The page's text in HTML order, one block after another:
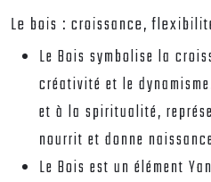
Le bois : croissance,
Le Bois symbolise la
créativité et le
et à la spiritualité,
nourrit et donne
Le Bois est un élément